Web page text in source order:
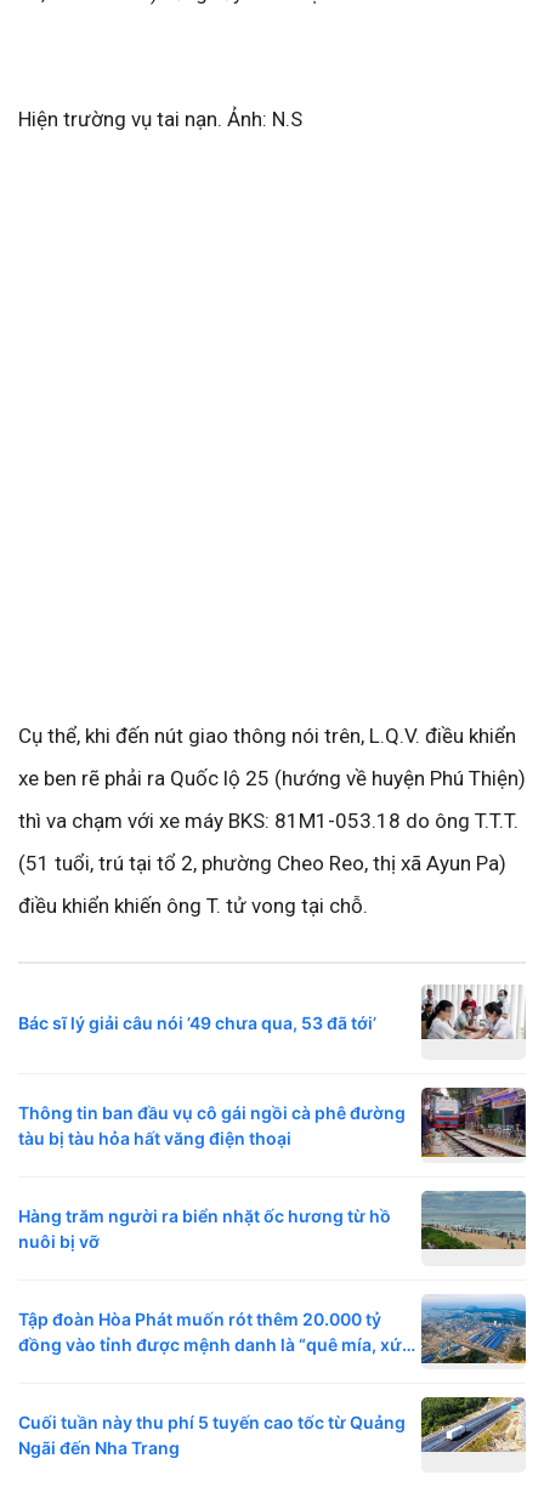
Hiện trường vụ tai nạn. Ảnh: N.S
Cụ thể, khi đến nút giao thông nói trên, L.Q.V. điều khiển
xe ben rẽ phải ra Quốc lộ 25 (hướng về huyện Phú Thiện)
thì va chạm với xe máy BKS: 81M1-053.18 do ông T.T.T.
(51 tuổi, trú tại tổ 2, phường Cheo Reo, thị xã Ayun Pa)
điều khiển khiến ông T. tử vong tại chỗ.
Bác sĩ lý giải câu nói ’49 chưa qua, 53 đã tới’
Thông tin ban đầu vụ cô gái ngồi cà phê đường
tàu bị tàu hỏa hất văng điện thoại
Hàng trăm người ra biển nhặt ốc hương từ hồ
nuôi bị vỡ
Tập đoàn Hòa Phát muốn rót thêm 20.000 tỷ
đồng vào tỉnh được mệnh danh là “quê mía, xứ
Cuối tuần này thu phí 5 tuyến cao tốc từ Quảng
Ngãi đến Nha Trang